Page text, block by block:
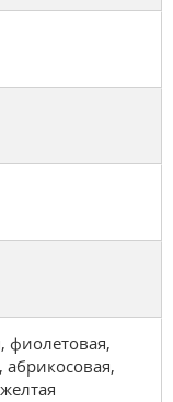
фиолетовая,
абрикосовая,